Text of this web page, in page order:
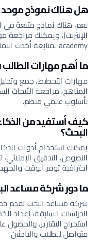
هل هناك نموذج موحد
الإنترنت)، ويمكنك
academy لمتابعة أحدث النماذج بالعربية.
ما أهم مهارات
مهارات التخطيط، جمع وتحليل
المناهج، مراجعة الأبحاث
بأسلوب علمي منظم.
كيف أستفيد من
البحث؟
يمكنك استخدام أدوات
النصوص، التدقيق الإملائي،
احترافية توفر الوقت والجهد.
ما دور شركة مساعد
شركة مساعد البحث تقدم
الدراسات السابقة، إعداد
متواصل للطلاب والباحثين.